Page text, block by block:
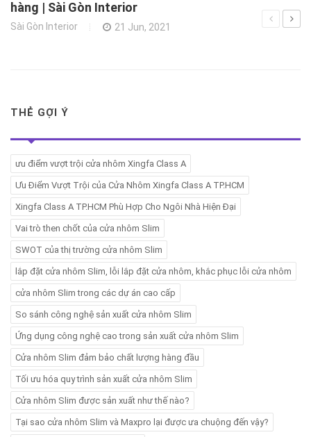
hàng | Sài Gòn Interior
Sài Gòn Interior 21 Jun, 2021
THẺ GỢI Ý
ưu điểm vượt trội cửa nhôm Xingfa Class A
Ưu Điểm Vượt Trội của Cửa Nhôm Xingfa Class A TP.HCM
Xingfa Class A TP.HCM Phù Hợp Cho Ngôi Nhà Hiện Đại
Vai trò then chốt của cửa nhôm Slim
SWOT của thị trường cửa nhôm Slim
lắp đặt cửa nhôm Slim, lỗi lắp đặt cửa nhôm, khắc phục lỗi cửa nhôm
cửa nhôm Slim trong các dự án cao cấp
So sánh công nghệ sản xuất cửa nhôm Slim
Ứng dụng công nghệ cao trong sản xuất cửa nhôm Slim
Cửa nhôm Slim đảm bảo chất lượng hàng đầu
Tối ưu hóa quy trình sản xuất cửa nhôm Slim
Cửa nhôm Slim được sản xuất như thế nào?
Tại sao cửa nhôm Slim và Maxpro lại được ưa chuộng đến vậy?